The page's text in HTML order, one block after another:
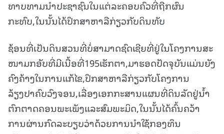
ທາບທາມນຳປະຊາຊົນໃນແຕ່ລະຄອບຄົວທີ່ຖືກຜົນ
ກະທົບ,ໃນນັ້ນໄດ້ປຶກສາຫາລືກ່ຽວກັບດິນທັບ
ຊ້ອນທີ່ເປັນດິນສວນທີ່ບໍ່ສາມາດຊົດເຊີຍທີ່ຢູ່ໃນໂຄງການສະ
ໜາມກອັບທີ່ມີເນື້ອທີ່195ເຮັກຕາ,ມາຮອດປັດຈຸບັນແມ່ນຍັງ
ຄົງຄ້າງໃນການແກ້ໄຂ,ປຶກສາຫາລືກ່ຽວກັບໂຄງການ
ລ້ຽງປາຄົບວົງຈອນ,ເລື່ອງເອກກະສານແຜນທີ່ດິນລັດຢູ່ນໍ້າ
ຕົກຕາດຄອນພະເພັງແລະສົມພະມິດ,ໃນນັ້ນໄດ້ຄົ້ນຄວ້າ
ການຜ່ານກົດລະບຽບວ່າດ້ວຍການນຳໃຊ້ກອງທຶນ